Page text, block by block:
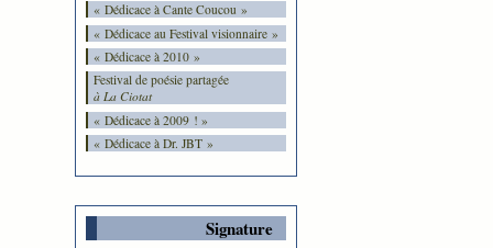
« Dédicace à Cante Coucou »
« Dédicace au Festival visionnaire »
« Dédicace à 2010 »
Festival de poésie partagée
à La Ciotat
« Dédicace à 2009 ! »
« Dédicace à Dr. JBT »
Signature